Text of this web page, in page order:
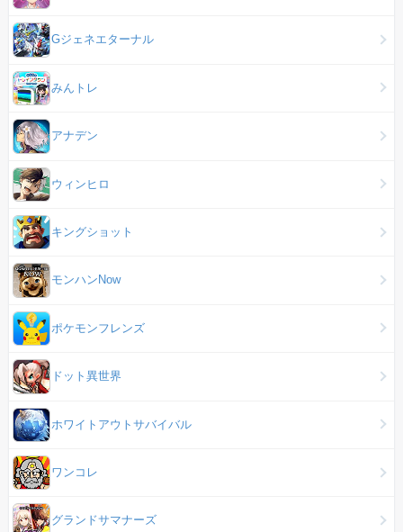
Gジェネエターナル
みんトレ
アナデン
ウィンヒロ
キングショット
モンハンNow
ポケモンフレンズ
ドット異世界
ホワイトアウトサバイバル
ワンコレ
グランドサマナーズ